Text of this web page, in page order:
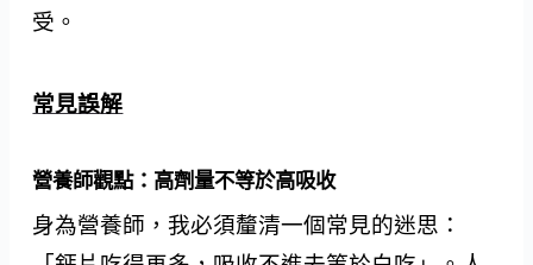
受。
常見誤解
營養師觀點：高劑量不等於高吸收
身為營養師，我必須釐清一個常見的迷思：